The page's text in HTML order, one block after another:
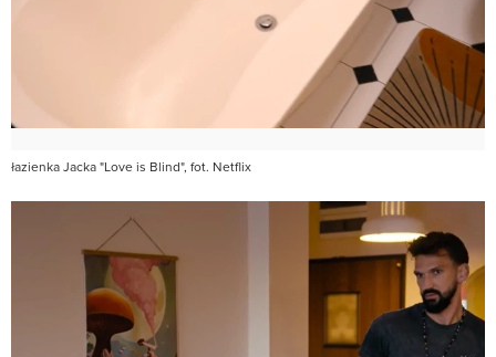
łazienka Jacka "Love is Blind", fot. Netflix